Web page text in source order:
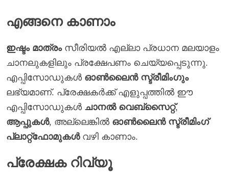
എങ്ങനെ കാണാം
ഇഷ്ടം മാത്രംസീരിയൽ എല്ലാ പ്രധാന മലയാളം
ചാനലുകളിലും പ്രക്ഷേപണം ചെയ്യപ്പെടുന്നു.
എപ്പിസോഡുകൾ ഓൺലൈൻ സ്ട്രീമിംഗും
ലഭ്യമാണ്. പ്രേക്ഷകർക്ക് എളുപ്പത്തിൽ ഈ
എപ്പിസോഡുകൾ ചാനൽ വെബ്സൈറ്റ്,
ആപ്പുകൾ, അല്ലെങ്കിൽ ഓൺലൈൻ സ്ട്രീമിംഗ്
പ്ലാറ്റ്ഫോമുകൾവഴി കാണാം.
പ്രേക്ഷക റിവ്യൂ